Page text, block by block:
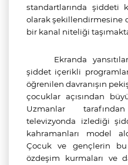
standartlarında şiddeti
olarak şekillendirmesine
bir kanal niteliği
Ekranda
şiddet içerikli
öğrenilen davranışın
çocuklar açısından
Uzmanlar
televizyonda izlediği
kahramanları model
Çocuk ve gençlerin bu
özdeşim kurmaları ve